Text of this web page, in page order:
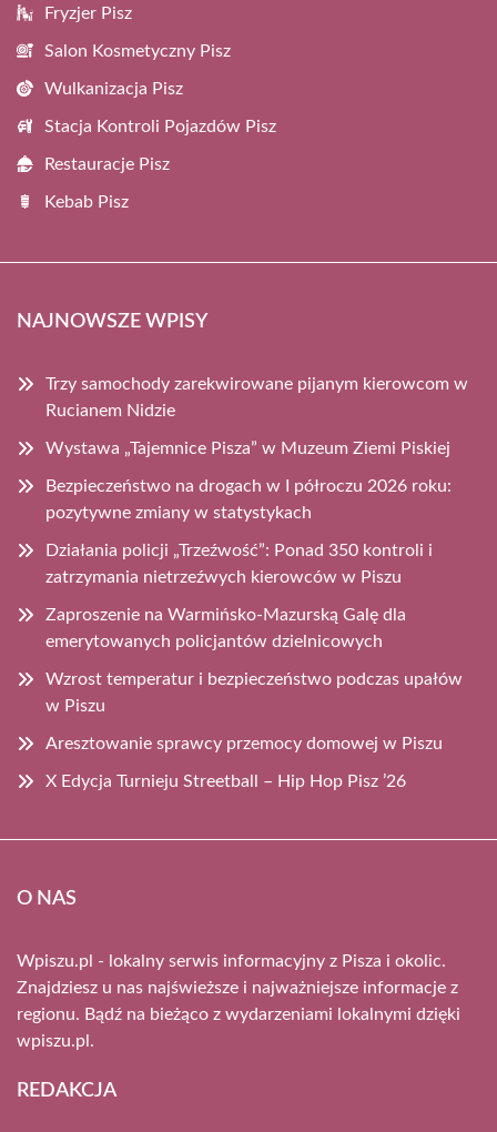
Fryzjer Pisz
Salon Kosmetyczny Pisz
Wulkanizacja Pisz
Stacja Kontroli Pojazdów Pisz
Restauracje Pisz
Kebab Pisz
NAJNOWSZE WPISY
Trzy samochody zarekwirowane pijanym kierowcom w
Rucianem Nidzie
Wystawa „Tajemnice Pisza” w Muzeum Ziemi Piskiej
Bezpieczeństwo na drogach w I półroczu 2026 roku:
pozytywne zmiany w statystykach
Działania policji „Trzeźwość”: Ponad 350 kontroli i
zatrzymania nietrzeźwych kierowców w Piszu
Zaproszenie na Warmińsko-Mazurską Galę dla
emerytowanych policjantów dzielnicowych
Wzrost temperatur i bezpieczeństwo podczas upałów
w Piszu
Aresztowanie sprawcy przemocy domowej w Piszu
X Edycja Turnieju Streetball – Hip Hop Pisz ’26
O NAS
Wpiszu.pl - lokalny serwis informacyjny z Pisza i okolic.
Znajdziesz u nas najświeższe i najważniejsze informacje z
regionu. Bądź na bieżąco z wydarzeniami lokalnymi dzięki
wpiszu.pl.
REDAKCJA